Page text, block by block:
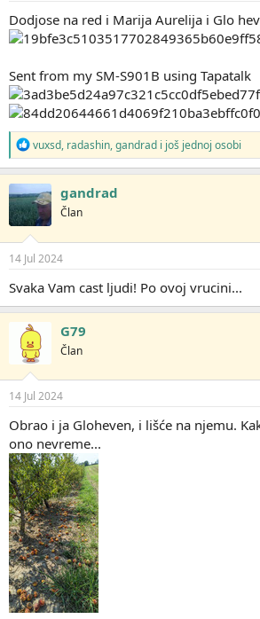
:
Dodjose na red i Marija Aurelija i Glo
Sent from my SM-S901B using Tapatalk
R
e
a
g
o
v
a
n
j
:
vuxsd, radashin,gandrad i još jednoj osobi
gandrad
Član
14 Jul 2024
Svaka Vam cast ljudi! Po ovoj vrucini...
G79
Član
14 Jul 2024
Obrao i ja Gloheven, i lišće na njemu.
ono nevreme...